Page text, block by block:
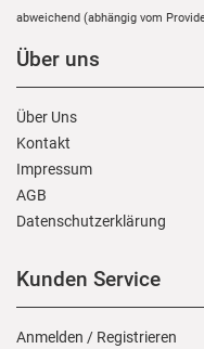
abweichend (abhängig vom
Über uns
Über Uns
Kontakt
Impressum
AGB
Daten­schutz­erklärung
Kunden Service
Anmelden / Registrieren